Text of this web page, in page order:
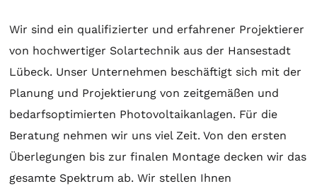
Wir sind ein qualifizierter und erfahrener Projektierer
von hochwertiger Solartechnik aus der Hansestadt
Lübeck. Unser Unternehmen beschäftigt sich mit der
Planung und Projektierung von zeitgemäßen und
bedarfsoptimierten Photovoltaikanlagen. Für die
Beratung nehmen wir uns viel Zeit. Von den ersten
Überlegungen bis zur finalen Montage decken wir das
gesamte Spektrum ab. Wir stellen Ihnen